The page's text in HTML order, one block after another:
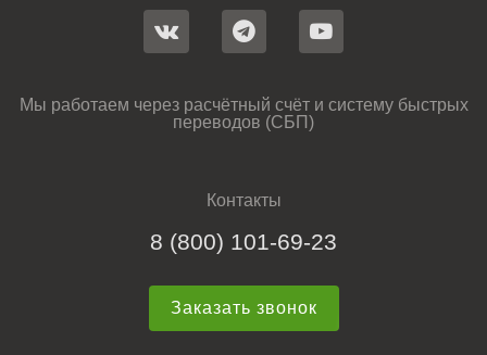
Мы работаем через расчётный счёт и систему быстрых
переводов (СБП)
Контакты
8 (800) 101-69-23
Заказать звонок